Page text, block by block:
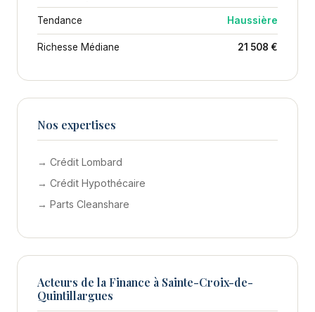
Tendance Haussière
Richesse Médiane 21 508 €
Nos expertises
→ Crédit Lombard
→ Crédit Hypothécaire
→ Parts Cleanshare
Acteurs de la Finance à Sainte-Croix-de-
Quintillargues